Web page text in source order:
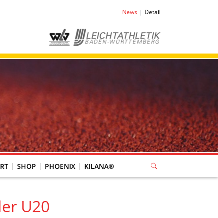
News Detail
SHOP PHOENIX KILANA®
U20